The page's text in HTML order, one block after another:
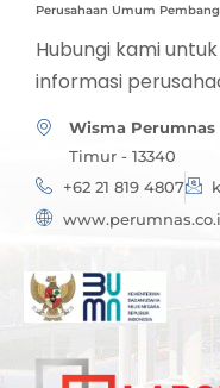
Perusahaan Umum
Hubungi kami
informasi
Wisma Perumnas
Timur - 13340
+62 21 819 4807